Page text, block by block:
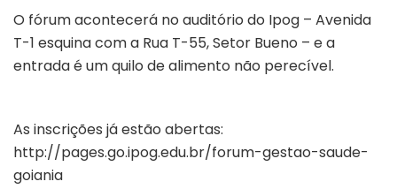
O fórum acontecerá no auditório do Ipog – Avenida
T-1 esquina com a Rua T-55, Setor Bueno – e a
entrada é um quilo de alimento não perecível.
As inscrições já estão abertas:
http://pages.go.ipog.edu.br/forum-gestao-saude-
goiania